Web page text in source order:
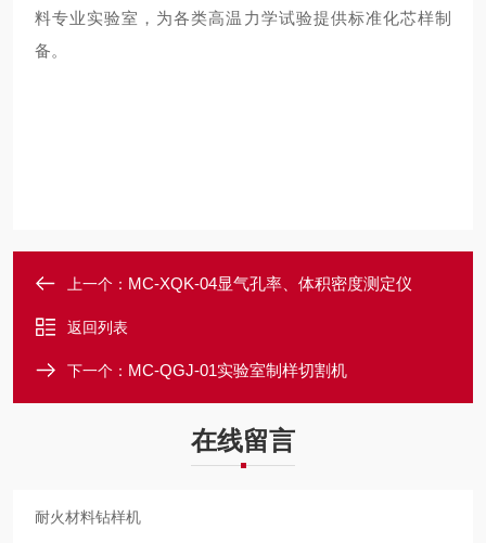
料专业实验室，为各类高温力学试验提供标准化芯样制
备。
上一个： MC-XQK-04显气孔率、体积密度测定仪
返回列表
下一个： MC-QGJ-01实验室制样切割机
在线留言